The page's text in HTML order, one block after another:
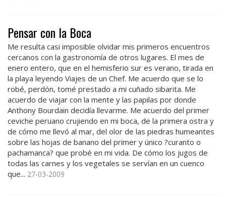
Pensar con la Boca
Me resulta casi imposible olvidar mis primeros encuentros
cercanos con la gastronomía de otros lugares. El mes de
enero entero, que en el hemisferio sur es verano, tirada en
la playa leyendo Viajes de un Chef. Me acuerdo que se lo
robé, perdón, tomé prestado a mi cuñado sibarita. Me
acuerdo de viajar con la mente y las papilas por donde
Anthony Bourdain decidía llevarme. Me acuerdo del primer
ceviche peruano crujiendo en mi boca, de la primera ostra y
de cómo me llevó al mar, del olor de las piedras humeantes
sobre las hojas de banano del primer y único ?curanto o
pachamanca? que probé en mi vida. De cómo los jugos de
todas las carnes y los vegetales se servían en un cuenco
que... 27-03-2009